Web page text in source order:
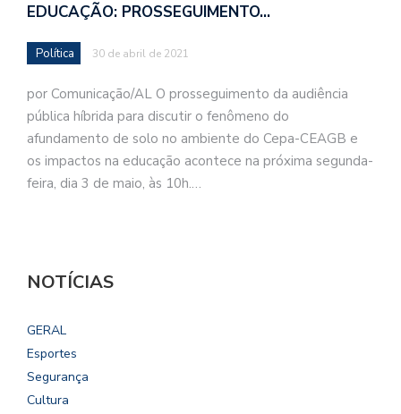
EDUCAÇÃO: PROSSEGUIMENTO…
Política 30 de abril de 2021
por Comunicação/AL O prosseguimento da audiência
pública híbrida para discutir o fenômeno do
afundamento de solo no ambiente do Cepa-CEAGB e
os impactos na educação acontece na próxima segunda-
feira, dia 3 de maio, às 10h.…
NOTÍCIAS
GERAL
Esportes
Segurança
Cultura